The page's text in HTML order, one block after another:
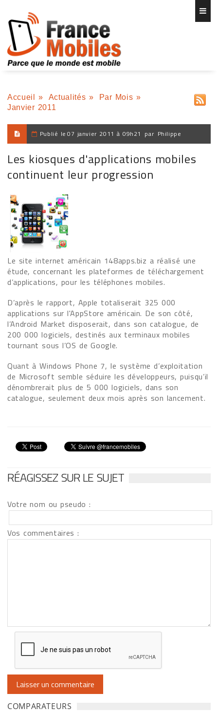
Accueil » Actualités » Par Mois »
Janvier 2011
Publié le 07 janvier 2011 à 09h21 par Philippe
Les kiosques d'applications mobiles
continuent leur progression
Le site internet américain 148apps.biz a réalisé une
étude, concernant les plateformes de téléchargement
d’applications, pour les téléphones mobiles.
D’après le rapport, Apple totaliserait 325 000
applications sur l'AppStore américain. De son côté,
l’Android Market disposerait, dans son catalogue, de
200 000 logiciels, destinés aux terminaux mobiles
tournant sous l’OS de Google.
Quant à Windows Phone 7, le système d’exploitation
de Microsoft semble séduire les développeurs, puisqu’il
dénombrerait plus de 5 000 logiciels, dans son
catalogue, seulement deux mois après son lancement.
RÉAGISSEZ SUR LE SUJET
Votre nom ou pseudo :
Vos commentaires :
COMPARATEURS